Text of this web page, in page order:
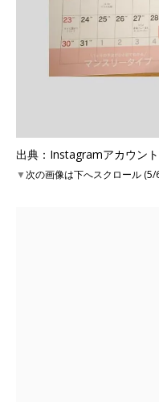
出典：Instagramアカウン
▼次の画像は下へスクロール (5/